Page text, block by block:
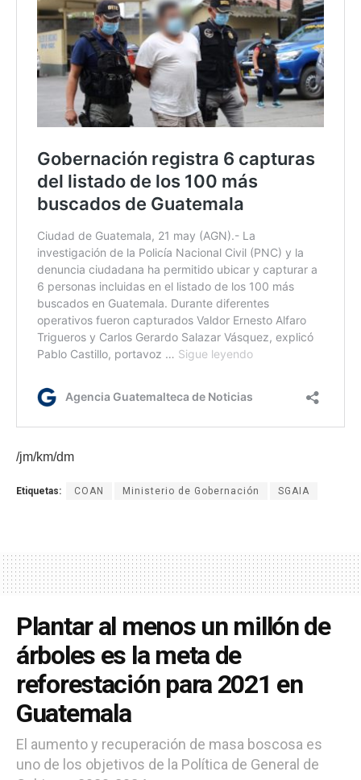
/jm/km/dm
Etiquetas: COAN Ministerio de Gobernación SGAIA
Plantar al menos un millón de
árboles es la meta de
reforestación para 2021 en
Guatemala
El aumento y recuperación de masa boscosa es
uno de los objetivos de la Política de General de